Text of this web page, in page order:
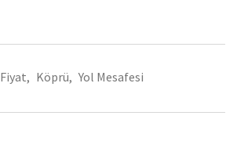
Fiyat, Köprü, Yol Mesafesi